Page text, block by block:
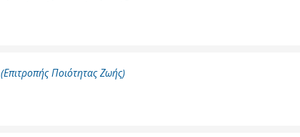
Ποιότητας Ζωής)